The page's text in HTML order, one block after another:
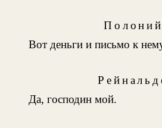
Полоний
Вот деньги и письмо к
Да, господин мой.